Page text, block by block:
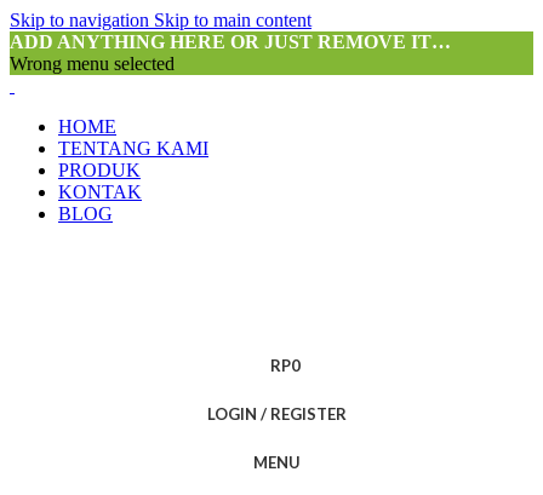
Skip to navigation Skip to main content
ADD ANYTHING HERE OR JUST REMOVE IT…
Wrong menu selected
HOME
TENTANG KAMI
PRODUK
KONTAK
BLOG
RP0
LOGIN / REGISTER
MENU